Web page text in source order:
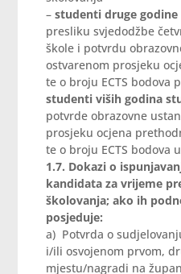
–studenti druge
presliku svjedodžbe
škole i potvrdu
ostvarenom prosjeku
te o broju ECTS bodova
studenti viših godina
potvrde obrazovne
prosjeku ocjena
te o broju ECTS bodova
1.7. Dokazi o
kandidata za vrijeme
školovanja; ako ih
posjeduje:
a) Potvrda o
i/ili osvojenom prvom,
mjestu/nagradi na